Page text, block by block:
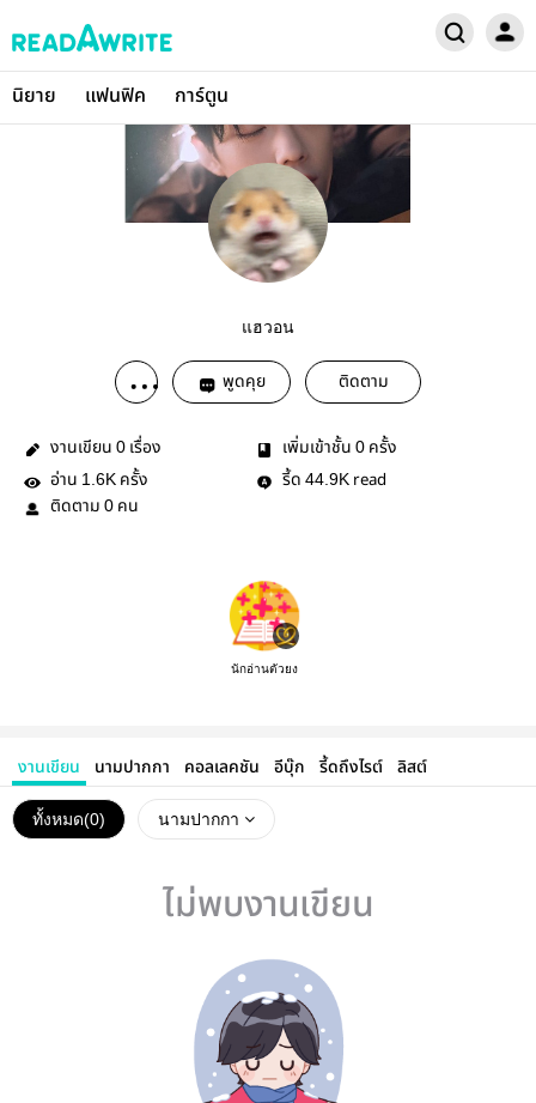
นิยาย แฟนฟิค การ์ตูน
แฮวอน
พูดคุย ติดตาม
งานเขียน 0 เรื่อง เพิ่มเข้าชั้น 0 ครั้ง
อ่าน 1.6K ครั้ง รี้ด 44.9K read
ติดตาม 0 คน
นักอ่านตัวยง
งานเขียน นามปากกา คอลเลคชัน อีบุ๊ก รี้ดถึงไรต์ ลิสต์
ทั้งหมด(0) นามปากกา
ไม่พบงานเขียน